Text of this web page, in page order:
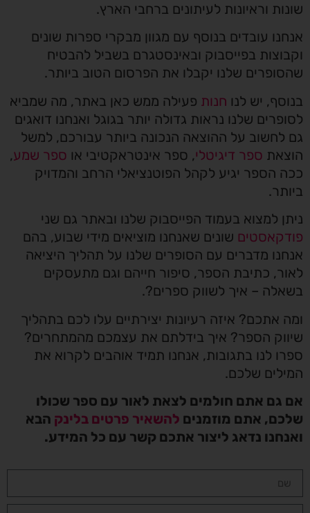
שונות וראיונות לעיתונים ברחבי הארץ.
אנחנו עובדים בנוסף עם מגוון מבקרי ספרות שונים
וקבוצות בפייסבוק ובאינסטגרם בשביל להבטיח
שהסופרים שלנו יקבלו את הפרסום הטוב ביותר.
בנוסף, יש לנו חנות פעילה ממש כאן באתר, מה שמביא
לסופרים שלנו נראות גדולה יותר בגוגל ואנחנו דואגים
גם לחשוב על ההוצאה הנכונה ביותר עבורכם, למשל
הוצאת ספר דיגיטלי, ספר אינטראקטיבי או ספר שמע,
ככה הספר יגיע לקהל הפוטנציאלי הרחב והמדויק
ביותר.
ניתן למצוא בעמוד הפייסבוק שלנו ובאתר גם שני
פודקאסטים שונים שאנחנו מוציאים מידי שבוע, בהם
אנחנו מדברים עם הסופרים שלנו על תהליך היציאה
לאור, כתיבת הספר, סיפור חייהם וגם מתעסקים
בשאלה – איך לשווק ספרים?.
ומה אתכם? איזה רעיונות יצירתיים עלו לכם בתהליך
שיווק הספר? איך בידלתם את עצמכם מהמתחרים?
ספרו לנו בתגובות, אנחנו תמיד אוהבים לקרוא את
המילים שלכם.
אם גם אתם חולמים לצאת לאור עם ספר שכולו
שלכם, אתם מוזמנים להשאיר פרטים בלינק הבא
ואנחנו נדאג ליצור אתכם קשר עם כל המידע.